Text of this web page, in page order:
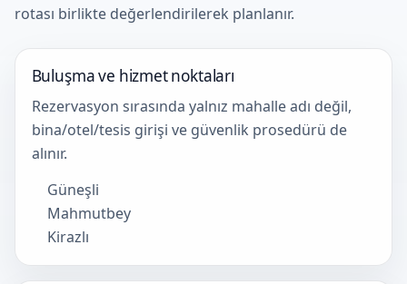
rotası birlikte değerlendirilerek planlanır.
Buluşma ve hizmet noktaları
Rezervasyon sırasında yalnız mahalle adı değil,
bina/otel/tesis girişi ve güvenlik prosedürü de
alınır.
Güneşli
Mahmutbey
Kirazlı